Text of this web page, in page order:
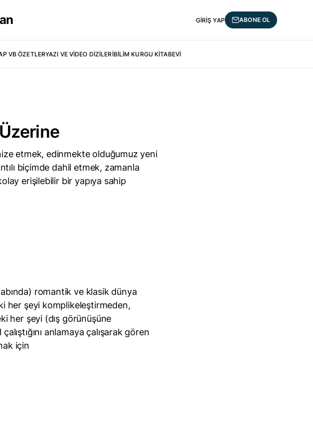
VB ÖZETLERYAZI VE VIDEO DIZILERIBILIM KURGU KİTABEVI
GIRIŞ YAP ABONE OL
etmek, edinmekte olduğumuz yeni
biçimde dahil etmek, zamanla
erişilebilir bir yapıya sahip
romantik ve klasik dünya
her şeyi komplikeleştirmeden,
her şeyi (dış görünüşüne
anlamaya çalışarak gören
için